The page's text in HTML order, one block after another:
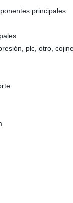
principales
plc, otro,